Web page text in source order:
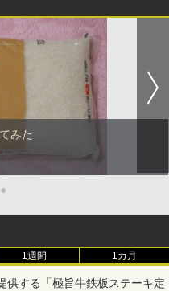
みた
●
1週間 1カ月
供する「極旨牛鉄板ステーキ定